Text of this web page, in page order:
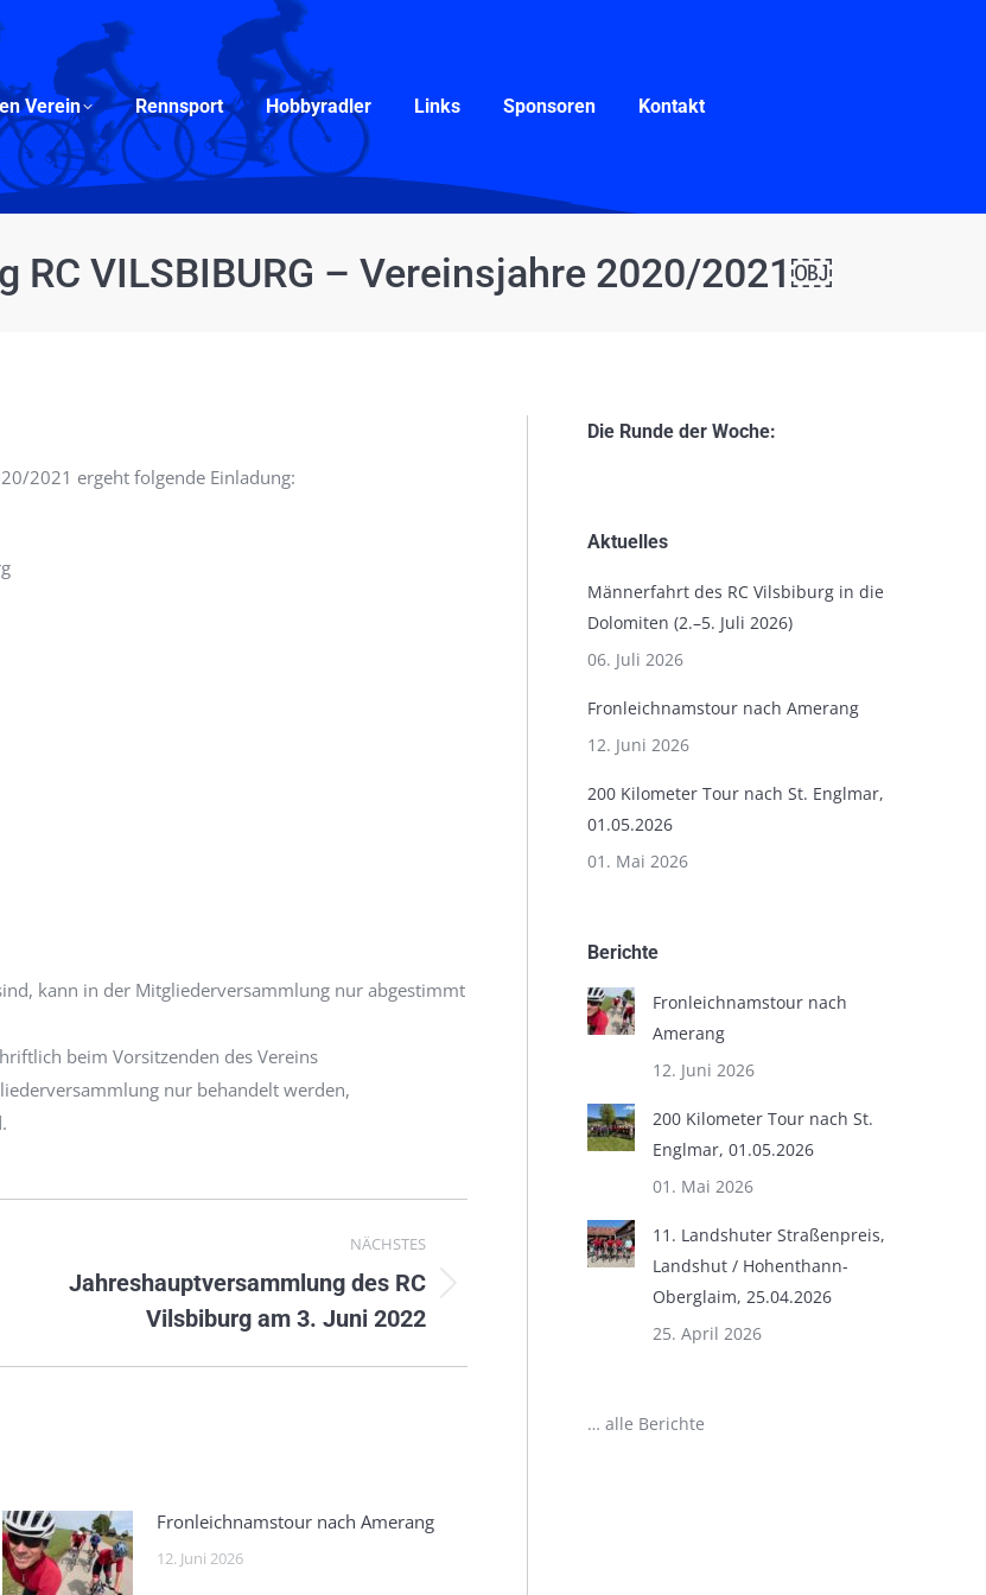
Verein Rennsport Hobbyradler Links Sponsoren Kontakt
RC VILSBIBURG – Vereinsjahre 2020/2021￼
2021 ergeht folgende Einladung:
kann in der Mitgliederversammlung nur abgestimmt
beim Vorsitzenden des Vereins
nur behandelt werden,
NÄCHSTES
Nächster
Jahreshauptversammlung des RC
Vilsbiburg am 3. Juni 2022
Fronleichnamstour nach Amerang
12. Juni 2026
Die Runde der Woche:
Aktuelles
Männerfahrt des RC Vilsbiburg in die
Dolomiten (2.–5. Juli 2026)
06. Juli 2026
Fronleichnamstour nach Amerang
12. Juni 2026
200 Kilometer Tour nach St. Englmar,
01.05.2026
01. Mai 2026
Berichte
Fronleichnamstour nach
Amerang
12. Juni 2026
200 Kilometer Tour nach St.
Englmar, 01.05.2026
01. Mai 2026
11. Landshuter Straßenpreis,
Landshut / Hohenthann-
Oberglaim, 25.04.2026
25. April 2026
… alle Berichte
Rennsport Hobbyradler